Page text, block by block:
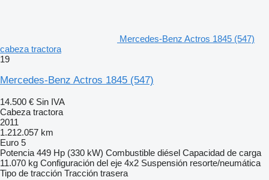
Mercedes-Benz Actros 1845 (547)
cabeza tractora
19
Mercedes-Benz Actros 1845 (547)
14.500 € Sin IVA
Cabeza tractora
2011
1.212.057 km
Euro 5
Potencia 449 Hp (330 kW) Combustible diésel Capacidad de carga
11.070 kg Configuración del eje 4x2 Suspensión resorte/neumática
Tipo de tracción Tracción trasera